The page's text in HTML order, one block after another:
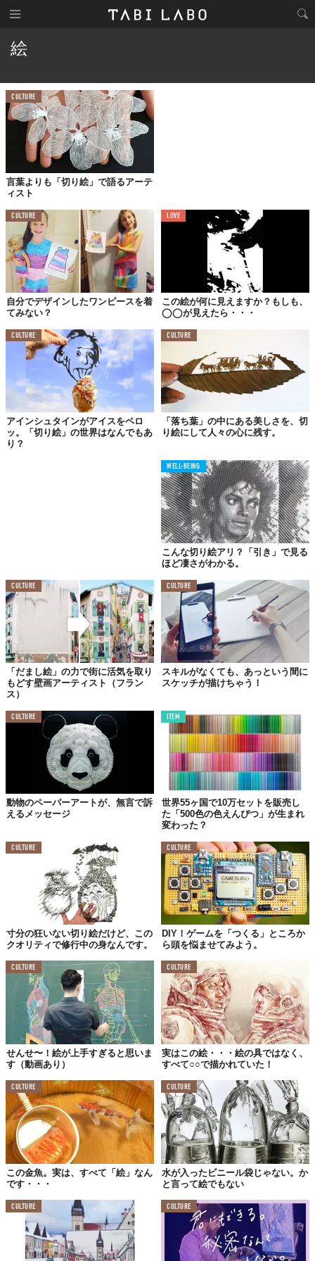
絵
CULTURE
言葉よりも「切り絵」で語るアーテ
ィスト
CULTURE
自分でデザインしたワンピースを着
てみない？
LOVE
この絵が何に見えますか？もしも、
◯◯が見えたら・・・
CULTURE
アインシュタインがアイスをペロ
ッ。「切り絵」の世界はなんでもあ
り？
CULTURE
「落ち葉」の中にある美しさを、切
り絵にして人々の心に残す。
WELL-BEING
こんな切り絵アリ？「引き」で見る
ほど凄さがわかる。
CULTURE
「だまし絵」の力で街に活気を取り
もどす壁画アーティスト（フラン
ス）
CULTURE
スキルがなくても、あっという間に
スケッチが描けちゃう！
CULTURE
動物のペーパーアートが、無言で訴
えるメッセージ
ITEM
世界55ヶ国で10万セットを販売し
た「500色の色えんぴつ」が生まれ
変わった？
CULTURE
寸分の狂いない切り絵だけど、この
クオリティで修行中の身なんです。
CULTURE
DIY！ゲームを「つくる」ところか
ら頭を悩ませてみよう。
CULTURE
せんせ〜！絵が上手すぎると思いま
す（動画あり）
CULTURE
実はこの絵・・・絵の具ではなく、
すべて○○で描かれていた！
CULTURE
この金魚。実は、すべて「絵」なん
です・・・
CULTURE
水が入ったビニール袋じゃない。か
と言って絵でもない
CULTURE CULTURE